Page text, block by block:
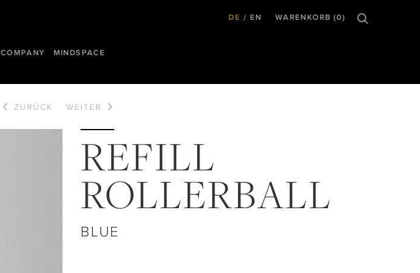
DE EN WARENKORB (0)
COMPANY MINDSPACE
ZURÜCK WEITER
REFILL
ROLLERBALL
BLUE